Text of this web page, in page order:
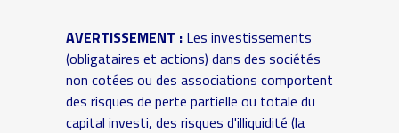
AVERTISSEMENT :Les investissements
(obligataires et actions) dans des sociétés
non cotées ou des associations comportent
des risques de perte partielle ou totale du
capital investi, des risques d'illiquidité (la